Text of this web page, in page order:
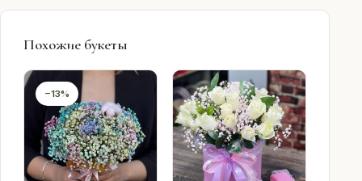
Похожие букеты
−13%